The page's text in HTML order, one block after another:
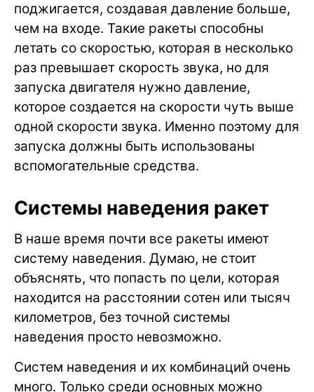
поджигается, создавая давление больше,
чем на входе. Такие ракеты способны
летать со скоростью, которая в несколько
раз превышает скорость звука, но для
запуска двигателя нужно давление,
которое создается на скорости чуть выше
одной скорости звука. Именно поэтому для
запуска должны быть использованы
вспомогательные средства.
Системы наведения ракет
В наше время почти все ракеты имеют
систему наведения. Думаю, не стоит
объяснять, что попасть по цели, которая
находится на расстоянии сотен или тысяч
километров, без точной системы
наведения просто невозможно.
Систем наведения и их комбинаций очень
много. Только среди основных можно